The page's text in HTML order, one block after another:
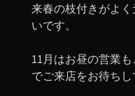
来春の枝付きがよ
いです。
11月はお昼の営業
でご来店をお待ちし